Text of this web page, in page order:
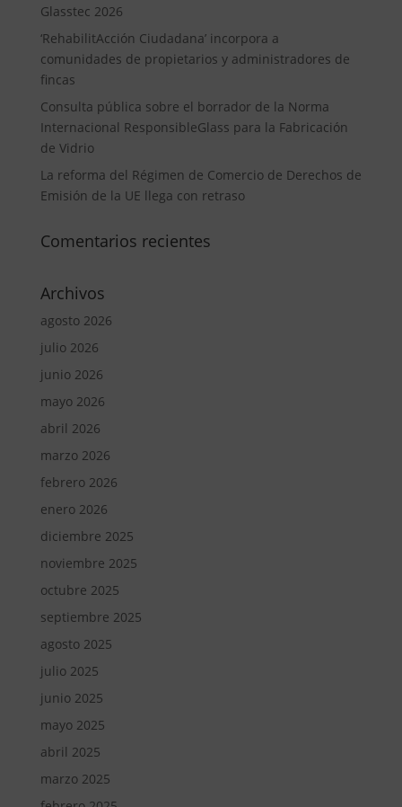
Glasstec 2026
‘RehabilitAcción Ciudadana’ incorpora a
comunidades de propietarios y administradores de
fincas
Consulta pública sobre el borrador de la Norma
Internacional ResponsibleGlass para la Fabricación
de Vidrio
La reforma del Régimen de Comercio de Derechos de
Emisión de la UE llega con retraso
Comentarios recientes
Archivos
agosto 2026
julio 2026
junio 2026
mayo 2026
abril 2026
marzo 2026
febrero 2026
enero 2026
diciembre 2025
noviembre 2025
octubre 2025
septiembre 2025
agosto 2025
julio 2025
junio 2025
mayo 2025
abril 2025
marzo 2025